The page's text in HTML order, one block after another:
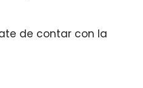
de contar con la